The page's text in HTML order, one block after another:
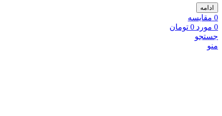
ادامه
0 مقايسه
0 مورد 0 تومان
جستجو
منو